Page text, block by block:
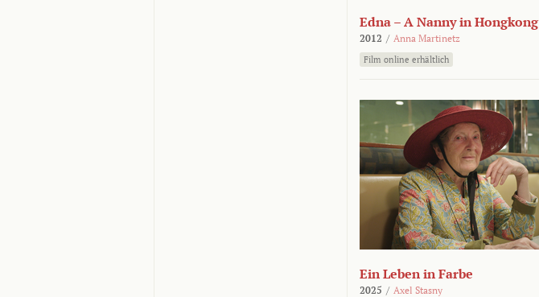
Edna – A Nanny in Hongkong
2012 / Anna Martinetz
Film online erhältlich
Ein Leben in Farbe
2025 / Axel Stasny